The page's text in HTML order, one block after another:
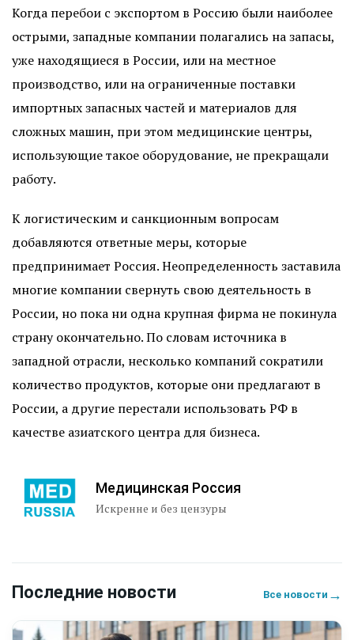
Когда перебои с экспортом в Россию были наиболее
острыми, западные компании полагались на запасы,
уже находящиеся в России, или на местное
производство, или на ограниченные поставки
импортных запасных частей и материалов для
сложных машин, при этом медицинские центры,
использующие такое оборудование, не прекращали
работу.
К логистическим и санкционным вопросам
добавляются ответные меры, которые
предпринимает Россия. Неопределенность заставила
многие компании свернуть свою деятельность в
России, но пока ни одна крупная фирма не покинула
страну окончательно. По словам источника в
западной отрасли, несколько компаний сократили
количество продуктов, которые они предлагают в
России, а другие перестали использовать РФ в
качестве азиатского центра для бизнеса.
Медицинская Россия
Искренне и без цензуры
Последние новости Все новости →